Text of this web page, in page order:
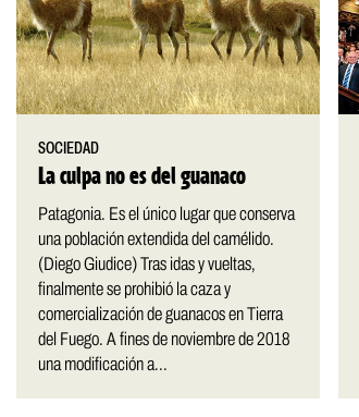
SOCIEDAD
La culpa no es del guanaco
Patagonia. Es el único lugar que conserva
una población extendida del camélido.
(Diego Giudice) Tras idas y vueltas,
finalmente se prohibió la caza y
comercialización de guanacos en Tierra
del Fuego. A fines de noviembre de 2018
una modificación a...